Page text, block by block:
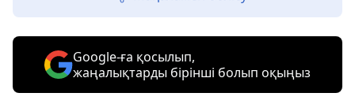
Google-ға қосылып,
жаңалықтарды бірінші болып оқыңыз